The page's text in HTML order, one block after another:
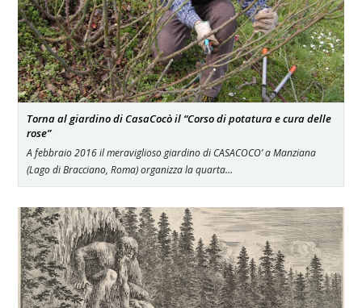
Torna al giardino di CasaCocò il “Corso di potatura e cura delle
rose”
A febbraio 2016 il meraviglioso giardino di CASACOCO’ a Manziana
(Lago di Bracciano, Roma) organizza la quarta…